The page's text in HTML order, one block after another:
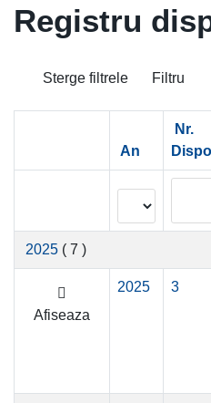
Registru
Sterge filtrele Filtru
An
Nr.
2025 ( 7 )
Afiseaza
2025 3